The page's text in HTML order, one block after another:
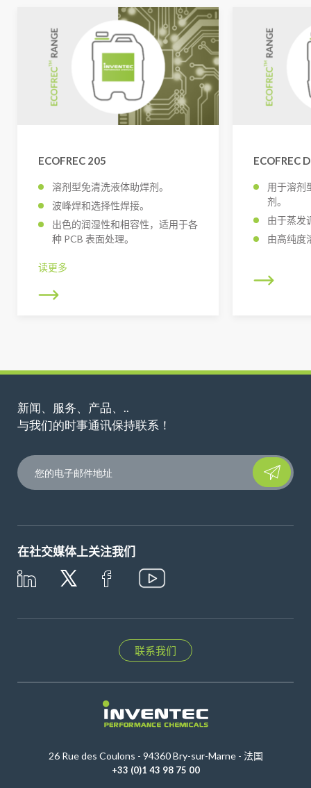
ECOFREC 205
溶剂型免清洗液体助焊剂。
波峰焊和选择性焊接。
出色的润湿性和相容性，适用于各
种 PCB 表面处理。
读更多
ECOFREC
用于溶剂
剂。
由于蒸发
由高纯度
新闻、服务、产品、..
与我们的时事通讯保持联系！
Please
在社交媒体上关注我们
联系我们
26 Rue des Coulons - 94360 Bry-sur-Marne - 法国
+33 (0)1 43 98 75 00